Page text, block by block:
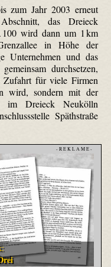
zum Jahr 2003 erneut
das Dreieck
wird dann um 1 km
in Höhe der
Unternehmen und das
durchsetzen,
Zufahrt für viele Firmen
wird, sondern mit der
im Dreieck Neukölln
Späthstraße
- R E K L A M E -